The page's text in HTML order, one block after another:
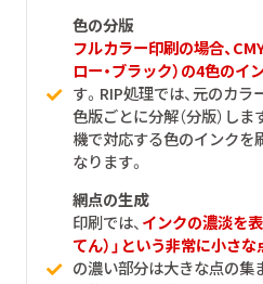
色の分版
フルカラー印刷の場合、
ロー・ブラック）の4色の
す。RIP処理では、元のカ
色版ごとに分解（分版）し
機で対応する色のインクを
なります。
網点の生成
印刷では、インクの濃淡を
てん）」という非常に小さ
の濃い部分は大きな点の集